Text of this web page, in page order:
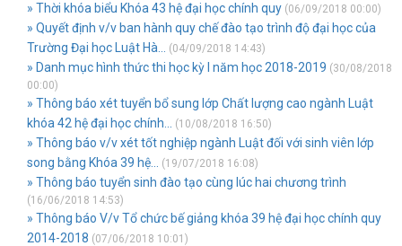
» Thời khóa biểu Khóa 43 hệ đại học chính quy (06/09/2018 00:00)
» Quyết định v/v ban hành quy chế đào tạo trình độ đại học của
Trường Đại học Luật Hà...
(04/09/2018 14:43)
» Danh mục hình thức thi học kỳ I năm học 2018-2019 (30/08/2018
00:00)
» Thông báo xét tuyển bổ sung lớp Chất lượng cao ngành Luật
khóa 42 hệ đại học chính...
(10/08/2018 16:50)
» Thông báo v/v xét tốt nghiệp ngành Luật đối với sinh viên lớp
song bằng Khóa 39 hệ...
(19/07/2018 16:08)
» Thông báo tuyển sinh đào tạo cùng lúc hai chương trình
(16/06/2018 14:53)
» Thông báo V/v Tổ chức bế giảng khóa 39 hệ đại học chính quy
2014-2018 (07/06/2018 10:01)